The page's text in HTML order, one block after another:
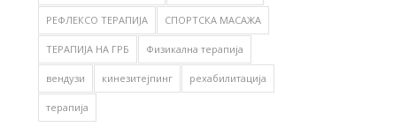
РЕФЛЕКСО ТЕРАПИЈА СПОРТСКА МАСАЖА
ТЕРАПИЈА НА ГРБ Физикална терапија
вендузи кинезитејпинг рехабилитација
терапија